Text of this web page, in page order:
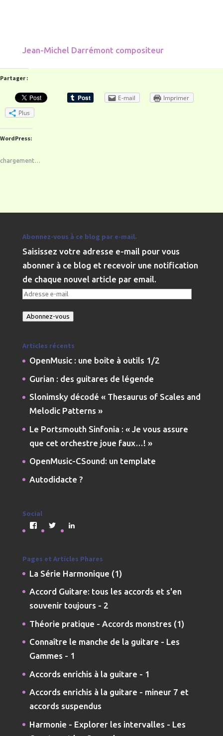
Jean-Michel Darrémont compositeur
Partager :
E-mail
Imprimer
Plus
WordPress:
chargement…
Abonnez-vous à ce blog par e-mail.
Saisissez votre adresse e-mail pour vous
abonner à ce blog et recevoir une notification
de chaque nouvel article par email.
Adresse
mail
Abonnez-vous
Articles récents
OpenMusic : une boite à outils 1/2
Gurian : des guitares de légende
Slonimsky décodé « Thesaurus of Scales and
Melodic Patterns »
Le Portsmouth Sinfonia : « Je vous assure
que cet orchestre joue faux…! »
OpenMusic-CSound: un template
Autodidacte ?
Social
Voir
le
jmdarremont
Facebook
Voir
le
JMDarremont
Twitter
jmdarremont
LinkedIn
Pages et Articles Phares
La Série Harmonique (1)
Accord Guitare: tous les accords et s'en
souvenir toujours - 2
Théorie pratique - Accords monstres (1)
Connaître le manche de la guitare - Les
Gammes - 1
Accords enrichis à la guitare - 1
Accords enrichis à la guitare - mineur 7 et
accords suspendus
Harmonie - Explorer les intervalles - Les